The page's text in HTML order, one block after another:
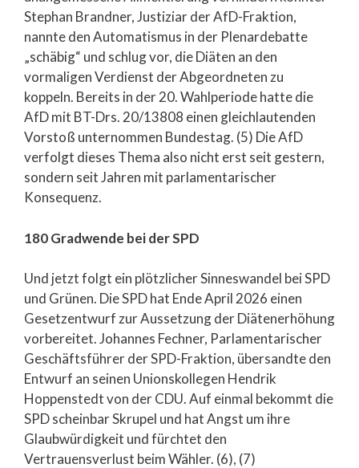
Stephan Brandner, Justiziar der AfD-Fraktion,
nannte den Automatismus in der Plenardebatte
„schäbig“ und schlug vor, die Diäten an den
vormaligen Verdienst der Abgeordneten zu
koppeln. Bereits in der 20. Wahlperiode hatte die
AfD mit BT-Drs. 20/13808 einen gleichlautenden
Vorstoß unternommen Bundestag. (5) Die AfD
verfolgt dieses Thema also nicht erst seit gestern,
sondern seit Jahren mit parlamentarischer
Konsequenz.
180 Gradwende bei der SPD
Und jetzt folgt ein plötzlicher Sinneswandel bei SPD
und Grünen. Die SPD hat Ende April 2026 einen
Gesetzentwurf zur Aussetzung der Diätenerhöhung
vorbereitet. Johannes Fechner, Parlamentarischer
Geschäftsführer der SPD-Fraktion, übersandte den
Entwurf an seinen Unionskollegen Hendrik
Hoppenstedt von der CDU. Auf einmal bekommt die
SPD scheinbar Skrupel und hat Angst um ihre
Glaubwürdigkeit und fürchtet den
Vertrauensverlust beim Wähler. (6), (7)